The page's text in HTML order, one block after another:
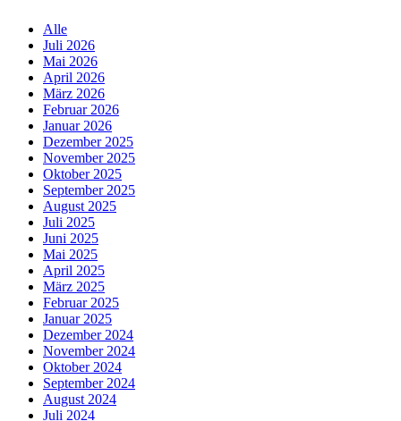
Alle
Juli 2026
Mai 2026
April 2026
März 2026
Februar 2026
Januar 2026
Dezember 2025
November 2025
Oktober 2025
September 2025
August 2025
Juli 2025
Juni 2025
Mai 2025
April 2025
März 2025
Februar 2025
Januar 2025
Dezember 2024
November 2024
Oktober 2024
September 2024
August 2024
Juli 2024